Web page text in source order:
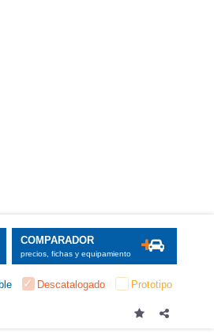
COMPARADOR
precios, fichas y equipamiento
Descatalogado Prototipo